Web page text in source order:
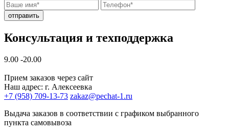
отправить
Консультация и техподдержка
9.00 -20.00
Прием заказов через сайт
Наш адрес: г. Алексеевка
+7 (958) 709-13-73 zakaz@pechat-1.ru
Выдача заказов в соответствии с графиком выбранного
пункта самовывоза